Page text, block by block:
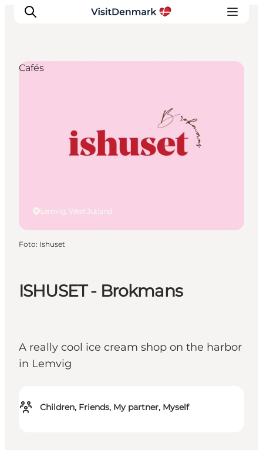
Wat te doen
Accommodaties
ISHUSET - Brokmans
A really cool ice cream shop on the harbor
in Lemvig
Children, Friends, My partner, Myself
Lemvig, West Jutland
Cafés
Foto: Ishuset